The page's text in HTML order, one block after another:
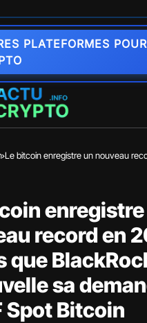
PLATEFORMES
Le bitcoin enregistre un nouveau
record en
que
sa
Spot Bitcoin